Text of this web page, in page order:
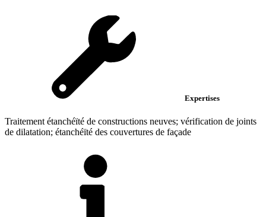
Expertises
Traitement étanchéïté de constructions neuves; vérification de joints
de dilatation; étanchéïté des couvertures de façade